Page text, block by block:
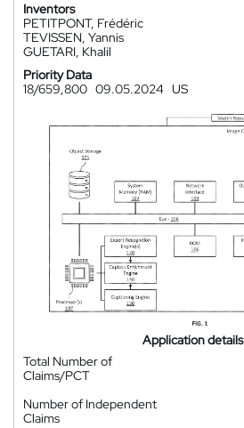
Inventors
PETITPONT, Frédéric
TEVISSEN, Yannis
GUETARI, Khalil
Priority Data
18/659,800 09.05.2024 US
Application details
Total Number of
Claims/PCT
Number of Independent
Claims